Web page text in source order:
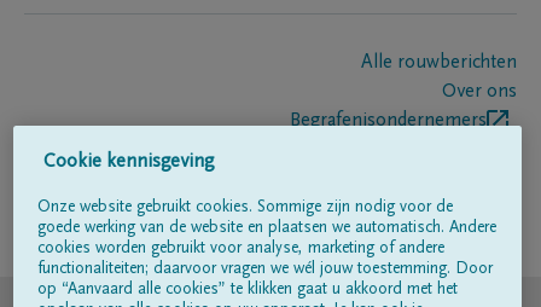
Alle rouwberichten
Over ons
Begrafenisondernemers
Volg ons op
Cookie kennisgeving
Onze website gebruikt cookies. Sommige zijn nodig voor de
goede werking van de website en plaatsen we automatisch. Andere
cookies worden gebruikt voor analyse, marketing of andere
functionaliteiten; daarvoor vragen we wél jouw toestemming. Door
op “Aanvaard alle cookies” te klikken gaat u akkoord met het